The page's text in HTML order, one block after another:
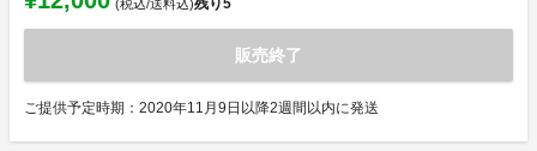
(税込/送料込)残り5
販売終了
ご提供予定時期：2020年11月9日以降2週間以内に発送